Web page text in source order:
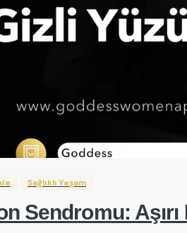
Sağlıklı Yaşam
Sendromu: